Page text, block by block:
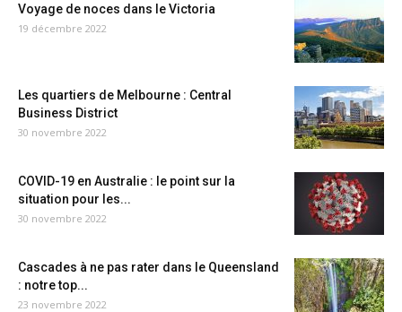
Voyage de noces dans le Victoria
19 décembre 2022
Les quartiers de Melbourne : Central
Business District
30 novembre 2022
COVID-19 en Australie : le point sur la
situation pour les...
30 novembre 2022
Cascades à ne pas rater dans le Queensland
: notre top...
23 novembre 2022